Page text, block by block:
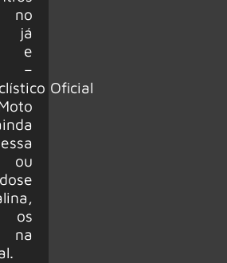
no
já
e
–
Oficial
ou
os
na